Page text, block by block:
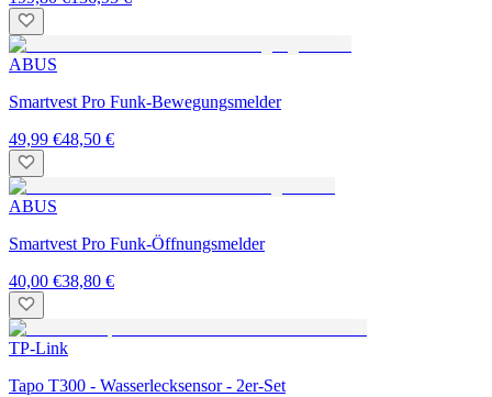
ABUS
Smartvest Pro Funk-Bewegungsmelder
49,99 €48,50 €
ABUS
Smartvest Pro Funk-Öffnungsmelder
40,00 €38,80 €
TP-Link
Tapo T300 - Wasserlecksensor - 2er-Set